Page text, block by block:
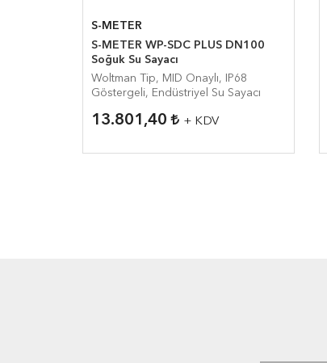
S-METER
S-METER WP-SDC PLUS DN100
Soğuk Su Sayacı
Woltman Tip, MID Onaylı, IP68
Göstergeli, Endüstriyel Su Sayacı
13.801,40 + KDV